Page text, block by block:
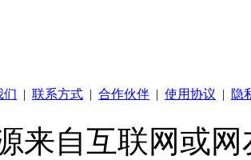
们 | 联系方式 | 合作伙伴 | 使用协议 |
隐
来自互联网或